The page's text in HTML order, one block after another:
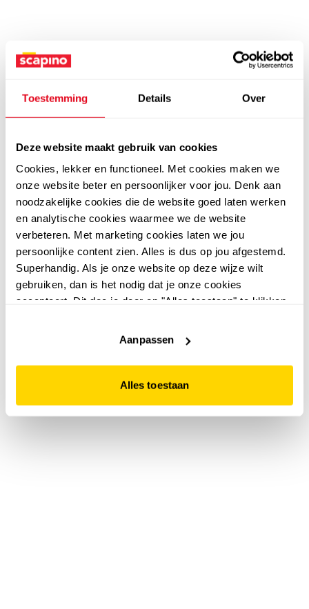
Toestemming Details Over
Deze website maakt gebruik van cookies
Cookies, lekker en functioneel. Met cookies maken we
onze website beter en persoonlijker voor jou. Denk aan
noodzakelijke cookies die de website goed laten werken
en analytische cookies waarmee we de website
verbeteren. Met marketing cookies laten we jou
persoonlijke content zien. Alles is dus op jou afgestemd.
Superhandig. Als je onze website op deze wijze wilt
gebruiken, dan is het nodig dat je onze cookies
accepteert. Dit doe je door op "Alles toestaan" te klikken.
website niet optimaal functioneert.
Aanpassen
Alles toestaan